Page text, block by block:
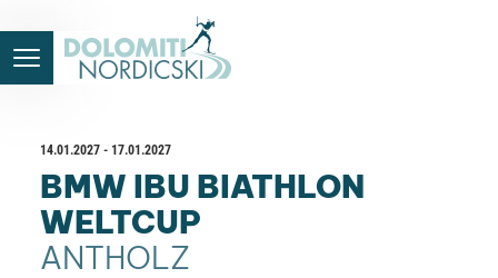
14.01.2027 - 17.01.2027
BMW IBU BIATHLON
WELTCUP
ANTHOLZ